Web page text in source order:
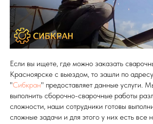
Если вы ищете, где можно заказать
Красноярске с выездом, то зашли по
"Сибкран" предоставляет данные услуги.
выполнить сборочно-сварочные работы
сложности, наши сотрудники готовы
сложные задачи и для этого у них есть все